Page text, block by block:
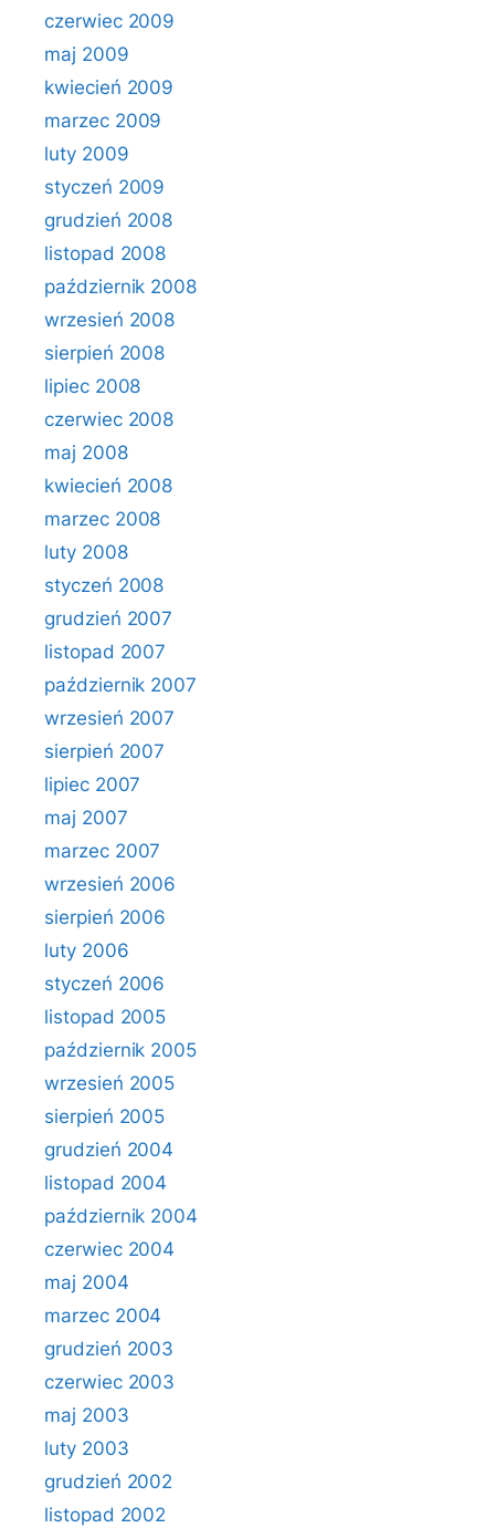
czerwiec 2009
maj 2009
kwiecień 2009
marzec 2009
luty 2009
styczeń 2009
grudzień 2008
listopad 2008
październik 2008
wrzesień 2008
sierpień 2008
lipiec 2008
czerwiec 2008
maj 2008
kwiecień 2008
marzec 2008
luty 2008
styczeń 2008
grudzień 2007
listopad 2007
październik 2007
wrzesień 2007
sierpień 2007
lipiec 2007
maj 2007
marzec 2007
wrzesień 2006
sierpień 2006
luty 2006
styczeń 2006
listopad 2005
październik 2005
wrzesień 2005
sierpień 2005
grudzień 2004
listopad 2004
październik 2004
czerwiec 2004
maj 2004
marzec 2004
grudzień 2003
czerwiec 2003
maj 2003
luty 2003
grudzień 2002
listopad 2002